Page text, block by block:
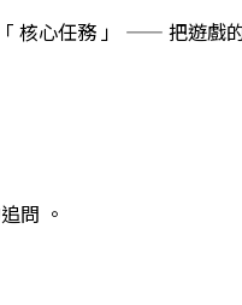
核心任務 」 —— 把遊戲
問 。